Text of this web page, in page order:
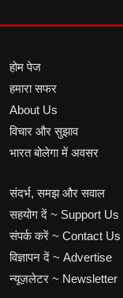
होम पेज
हमारा सफर
About Us
विचार और सुझाव
भारत बोलेगा में अवसर
संदर्भ, समझ और सवाल
सहयोग दें ~ Support Us
संपर्क करें ~ Contact Us
विज्ञापन दें ~ Advertise
न्यूज़लेटर ~ Newsletter